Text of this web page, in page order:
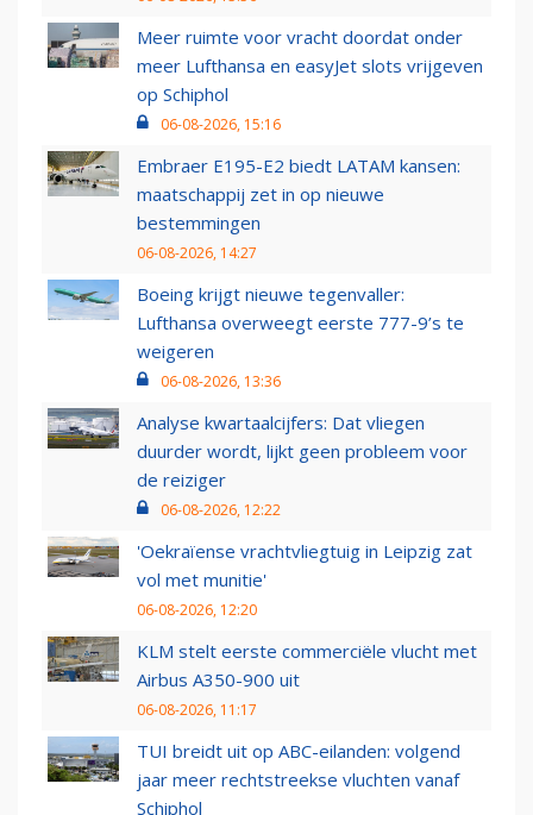
Meer ruimte voor vracht doordat onder
meer Lufthansa en easyJet slots vrijgeven
op Schiphol
06-08-2026, 15:16
Embraer E195-E2 biedt LATAM kansen:
maatschappij zet in op nieuwe
bestemmingen
06-08-2026, 14:27
Boeing krijgt nieuwe tegenvaller:
Lufthansa overweegt eerste 777-9’s te
weigeren
06-08-2026, 13:36
Analyse kwartaalcijfers: Dat vliegen
duurder wordt, lijkt geen probleem voor
de reiziger
06-08-2026, 12:22
'Oekraïense vrachtvliegtuig in Leipzig zat
vol met munitie'
06-08-2026, 12:20
KLM stelt eerste commerciële vlucht met
Airbus A350-900 uit
06-08-2026, 11:17
TUI breidt uit op ABC-eilanden: volgend
jaar meer rechtstreekse vluchten vanaf
Schiphol